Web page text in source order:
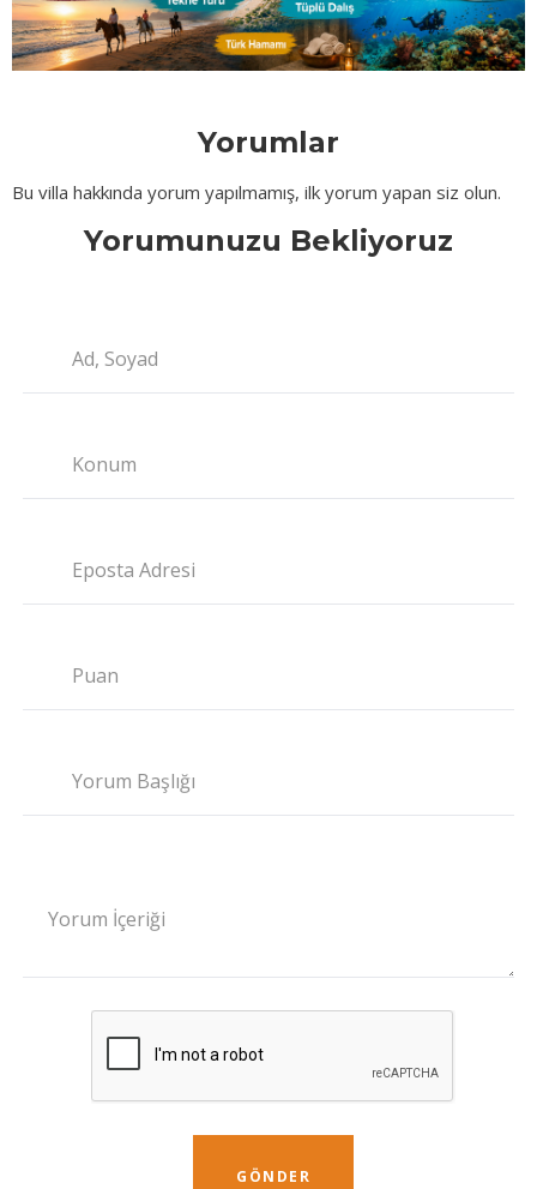
Yorumlar
Bu villa hakkında yorum yapılmamış, ilk yorum yapan siz olun.
Yorumunuzu Bekliyoruz
Ad, Soyad
Konum
Eposta Adresi
Puan
Yorum Başlığı
Yorum İçeriği
GÖNDER